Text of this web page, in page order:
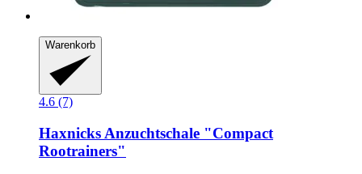
Warenkorb
4.6 (7)
Haxnicks Anzuchtschale "Compact
Rootrainers"